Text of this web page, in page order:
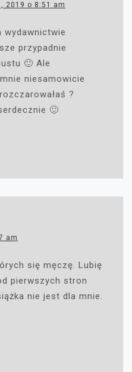
2019 o 8:51 am
wydawnictwie
przypadnie
🙂 Ale
niesamowicie
?
🙂
am
się męczę. Lubię
pierwszych stron
nie jest dla mnie.